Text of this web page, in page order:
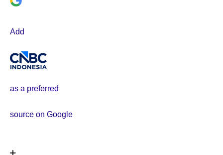
Add
as a preferred
source on Google